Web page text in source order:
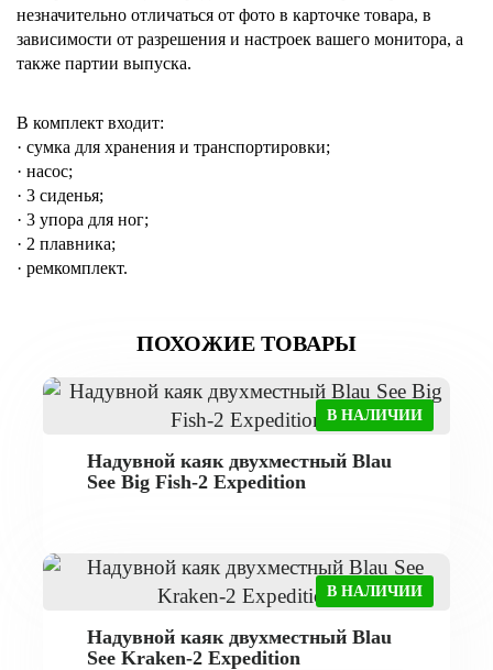
незначительно отличаться от фото в карточке товара, в
зависимости от разрешения и настроек вашего монитора, а
также партии выпуска.
В комплект входит:
· сумка для хранения и транспортировки;
· насос;
· 3 сиденья;
· 3 упора для ног;
· 2 плавника;
· ремкомплект.
ПОХОЖИЕ ТОВАРЫ
В НАЛИЧИИ
Надувной каяк двухместный Blau
See Big Fish-2 Expedition
В НАЛИЧИИ
Надувной каяк двухместный Blau
See Kraken-2 Expedition